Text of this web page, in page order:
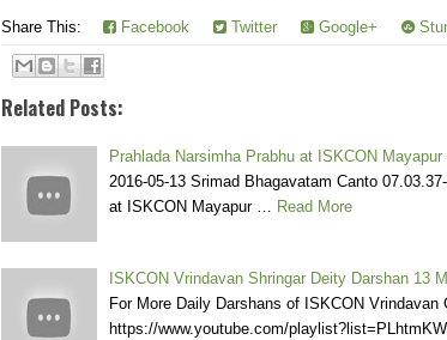
Share This: Facebook Twitter Google+
Related Posts:
Prahlada Narsimha Prabhu at ISKCON Mayapur
2016-05-13 Srimad Bhagavatam Canto
at ISKCON Mayapur … Read More
ISKCON Vrindavan Shringar Deity Darshan 13
For More Daily Darshans of ISKCON Vrindavan
https://www.youtube.com/